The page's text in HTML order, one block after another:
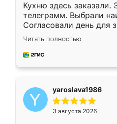
Кухню здесь заказали.
телеграмм. Выбрали
Согласовали день для
недели кухня была уже
довольны работой.
мебель за
Читать полностью
yaroslava1986
3 августа 2026